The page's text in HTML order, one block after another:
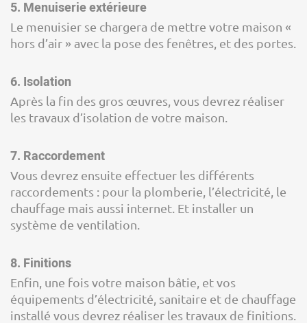
5. Menuiserie extérieure
Le menuisier se chargera de mettre votre maison «
hors d’air » avec la pose des fenêtres, et des portes.
6. Isolation
Après la fin des gros œuvres, vous devrez réaliser
les travaux d’isolation de votre maison.
7. Raccordement
Vous devrez ensuite effectuer les différents
raccordements : pour la plomberie, l’électricité, le
chauffage mais aussi internet. Et installer un
système de ventilation.
8. Finitions
Enfin, une fois votre maison bâtie, et vos
équipements d’électricité, sanitaire et de chauffage
installé vous devrez réaliser les travaux de finitions.